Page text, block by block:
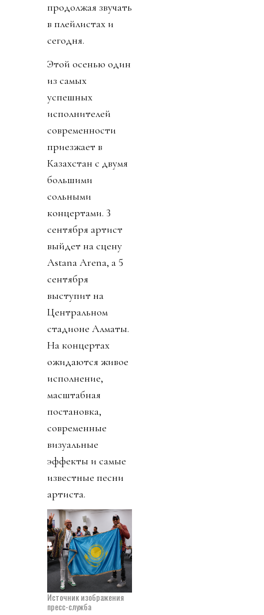
продолжая звучать
в плейлистах и
сегодня.
Этой осенью один
из самых
успешных
исполнителей
современности
приезжает в
Казахстан с двумя
большими
сольными
концертами. 3
сентября артист
выйдет на сцену
Astana Arena, а 5
сентября
выступит на
Центральном
стадионе Алматы.
На концертах
ожидаются живое
исполнение,
масштабная
постановка,
современные
визуальные
эффекты и самые
известные песни
артиста.
Источник изображения
пресс-служба